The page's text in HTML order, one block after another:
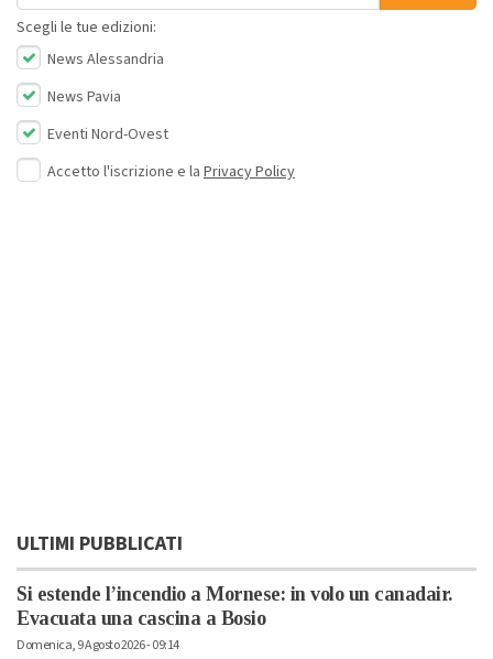
Scegli le tue edizioni:
News Alessandria
News Pavia
Eventi Nord-Ovest
Accetto l'iscrizione e la Privacy Policy
ULTIMI PUBBLICATI
Si estende l’incendio a Mornese: in volo un canadair.
Evacuata una cascina a Bosio
Domenica, 9 Agosto 2026 - 09:14